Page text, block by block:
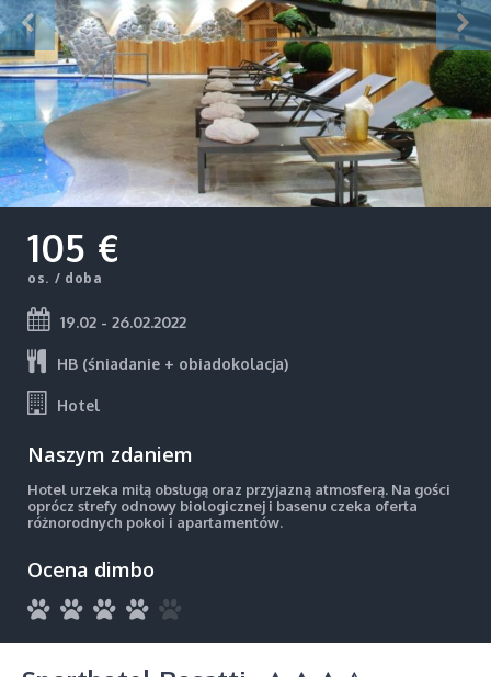
105 €
os. / doba
19.02 - 26.02.2022
HB (śniadanie + obiadokolacja)
Hotel
Naszym zdaniem
Hotel urzeka miłą obsługą oraz przyjazną atmosferą. Na gości
oprócz strefy odnowy biologicznej i basenu czeka oferta
różnorodnych pokoi i apartamentów.
Ocena dimbo